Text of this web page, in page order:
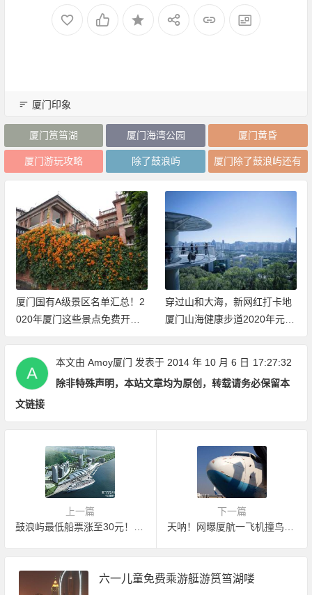
厦门印象
厦门筼筜湖 厦门海湾公园 厦门黄昏
厦门游玩攻略 除了鼓浪屿 厦门除了鼓浪屿还有
厦门国有A级景区名单汇总！2
020年厦门这些景点免费开放
（持续更新中）
穿过山和大海，新网红打卡地
厦门山海健康步道2020年元旦
开放体验
本文由 Amoy厦门 发表于 2014 年 10 月 6 日 17:27:32
除非特殊声明，本站文章均为原创，转载请务必保留本
文链接
上一篇
鼓浪屿最低船票涨至30元！新航班时刻表公布
下一篇
天呐！网曝厦航一飞机撞鸟，机身血迹斑斑
六一儿童免费乘游艇游筼筜湖喽